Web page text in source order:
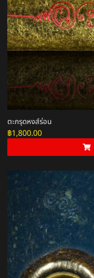
ตะกรุดหงส์ร่อน
฿1,800.00